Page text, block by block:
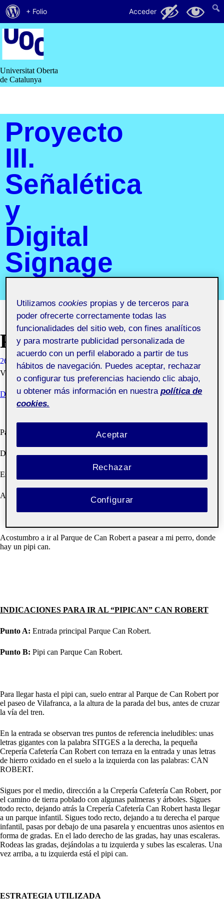
Saltar
contenido
Universitat Oberta
de Catalunya
Proyecto
III.
Señalética
y
Digital
Signage
PEC1_DEBATE
26 FEBRERO, 2020
VINYET CARBONELL COLL
VISIBILIDAD: PÚBLICA
DEBATE - PEC1
Parc de Can Robert
Dirección: Passeig de Vilafranca, s/n, 08870 Sitges, Barcelona
Estilo arquitectónico: Arquitectura ecléctica
Arquitecto: Salvador Viñals
Acostumbro a ir al Parque de Can Robert a pasear a mi perro, donde
hay un pipi can.
INDICACIONES PARA IR AL “PIPICAN” CAN ROBERT
Punto A: Entrada principal Parque Can Robert.
Punto B: Pipi can Parque Can Robert.
Para llegar hasta el pipi can, suelo entrar al Parque de Can Robert por
el paseo de Vilafranca, a la altura de la parada del bus, antes de cruzar
la vía del tren.
En la entrada se observan tres puntos de referencia ineludibles: unas
letras gigantes con la palabra SITGES a la derecha, la pequeña
Crepería Cafetería Can Robert con terraza en la entrada y unas letras
de hierro oxidado en el suelo a la izquierda con las palabras: CAN
ROBERT.
Sigues por el medio, dirección a la Crepería Cafetería Can Robert, por
el camino de tierra poblado con algunas palmeras y árboles. Sigues
todo recto, dejando atrás la Crepería Cafetería Can Robert hasta llegar
a un parque infantil. Sigues todo recto, dejando a tu derecha el parque
infantil, pasas por debajo de una pasarela y encuentras unos asientos en
forma de gradas. En el lado derecho de las gradas, hay unas escaleras.
Rodeas las gradas, dejándolas a tu izquierda y subes las escaleras. Una
vez arriba, a tu izquierda está el pipi can.
ESTRATEGIA UTILIZADA
Acerca
de
WordPress
+ Folio Acceder 65 16
Utilizamoscookies propias y de terceros para
poder ofrecerte correctamente todas las
funcionalidades del sitio web, con fines analíticos
y para mostrarte publicidad personalizada de
acuerdo con un perfil elaborado a partir de tus
hábitos de navegación. Puedes aceptar, rechazar
o configurar tus preferencias haciendo clic abajo,
u obtener más información en nuestra política de
cookies.
Rechazar
Aceptar
Configurar